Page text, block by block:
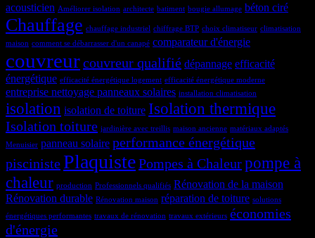
acousticien Améliorer isolation architecte batiment bougie allumage béton ciré
Chauffage chauffage industriel chiffrage BTP choix climatiseur climatisation
maison comment se débarrasser d'un canapé comparateur d'énergie
couvreurcouvreur qualifié dépannage efficacité
énergétique efficacité énergétique logement efficacité énergétique moderne
entreprise nettoyage panneaux solaires installation climatisation
isolation isolation de toiture Isolation thermique
Isolation toiture jardinière avec treillis maison ancienne matériaux adaptés
Menuisier panneau solaire performance énergétique
piscinistePlaquistePompes à Chaleurpompe à
chaleur production Professionnels qualifiés Rénovation de la maison
Rénovation durable Rénovation maison réparation de toiture solutions
énergétiques performantes travaux de rénovation travaux extérieurs économies
d'énergie